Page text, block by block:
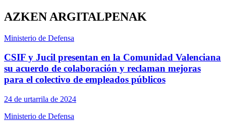
AZKEN ARGITALPENAK
Ministerio de Defensa
CSIF y Jucil presentan en la Comunidad Valenciana
su acuerdo de colaboración y reclaman mejoras
para el colectivo de empleados públicos
24 de urtarrila de 2024
Ministerio de Defensa